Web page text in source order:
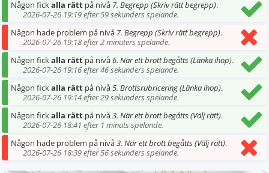
Någon fickalla rätt på nivå 7. Begrepp (Skriv rätt begrepp).
2026-07-26 19:19 efter 59 sekunders spelande.
Någon hade problem på nivå 7. Begrepp (Skriv rätt begrepp).
2026-07-26 19:18 efter 2 minuters spelande.
Någon fickalla rätt på nivå6. När ett brott begåtts (Länka ihop).
2026-07-26 19:16 efter 46 sekunders spelande.
Någon fickalla rätt på nivå5. Brottsrubricering (Länka ihop).
2026-07-26 19:14 efter 29 sekunders spelande.
Någon fickalla rätt på nivå3. När ett brott begåtts (Välj rätt).
2026-07-26 18:41 efter 1 minuts spelande.
Någon hade problem på nivå3. När ett brott begåtts (Välj rätt).
2026-07-26 18:39 efter 56 sekunders spelande.